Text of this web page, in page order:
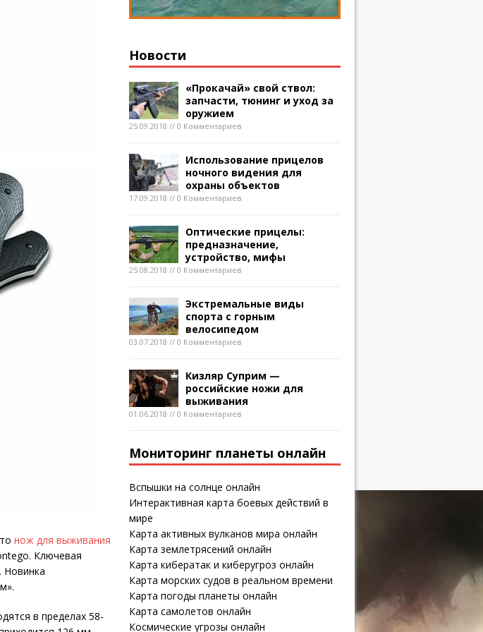
нож для выживания
Ключевая
Новинка
в пределах 58-
Новости
«Прокачай» свой ствол:
запчасти, тюнинг и уход за
оружием
25.09.2018 // 0 Комментариев
Использование прицелов
ночного видения для
охраны объектов
17.09.2018 // 0 Комментариев
Оптические прицелы:
предназначение,
устройство, мифы
25.08.2018 // 0 Комментариев
Экстремальные виды
спорта с горным
велосипедом
03.07.2018 // 0 Комментариев
Кизляр Суприм —
российские ножи для
выживания
01.06.2018 // 0 Комментариев
Мониторинг планеты онлайн
Вспышки на солнце онлайн
Интерактивная карта боевых действий в
мире
Карта активных вулканов мира онлайн
Карта землетрясений онлайн
Карта кибератак и киберугроз онлайн
Карта морских судов в реальном времени
Карта погоды планеты онлайн
Карта самолетов онлайн
Космические угрозы онлайн